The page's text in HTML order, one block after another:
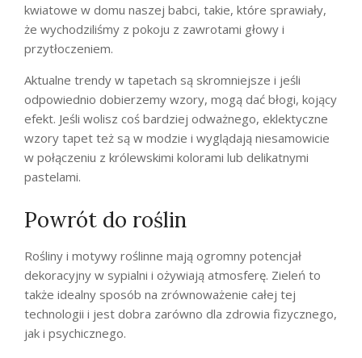
kwiatowe w domu naszej babci, takie, które sprawiały,
że wychodziliśmy z pokoju z zawrotami głowy i
przytłoczeniem.
Aktualne trendy w tapetach są skromniejsze i jeśli
odpowiednio dobierzemy wzory, mogą dać błogi, kojący
efekt. Jeśli wolisz coś bardziej odważnego, eklektyczne
wzory tapet też są w modzie i wyglądają niesamowicie
w połączeniu z królewskimi kolorami lub delikatnymi
pastelami.
Powrót do roślin
Rośliny i motywy roślinne mają ogromny potencjał
dekoracyjny w sypialni i ożywiają atmosferę. Zieleń to
także idealny sposób na zrównoważenie całej tej
technologii i jest dobra zarówno dla zdrowia fizycznego,
jak i psychicznego.